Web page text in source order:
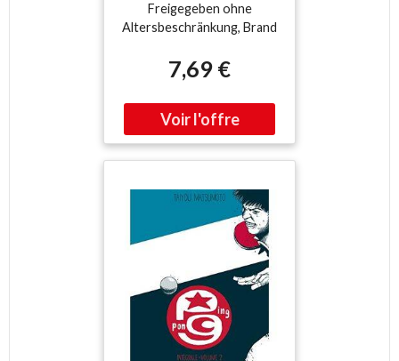
Freigegeben ohne
Altersbeschränkung, Brand
Videospiel, Label : dtp
Entertainment AG,
Publisher : dtp
Entertainment AG,
NumberOfDiscs : 1, medium
: Videospiel, 0 : Playstation
releaseDate : 2005-10-25
7,69 €